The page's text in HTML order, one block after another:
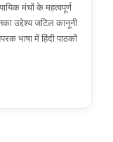
मंचों के महत्वपूर्ण
उद्देश्य जटिल कानूनी
भाषा में हिंदी पाठकों